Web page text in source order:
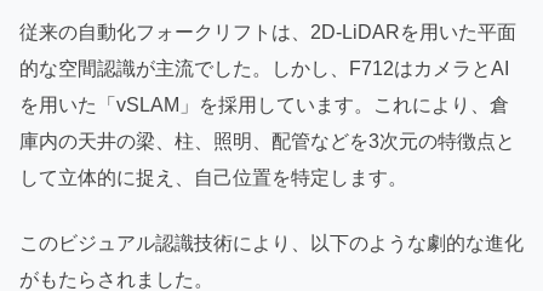
従来の自動化フォークリフトは、2D-LiDARを用いた平面
的な空間認識が主流でした。しかし、F712はカメラとAI
を用いた「vSLAM」を採用しています。これにより、倉
庫内の天井の梁、柱、照明、配管などを3次元の特徴点と
して立体的に捉え、自己位置を特定します。
このビジュアル認識技術により、以下のような劇的な進化
がもたらされました。